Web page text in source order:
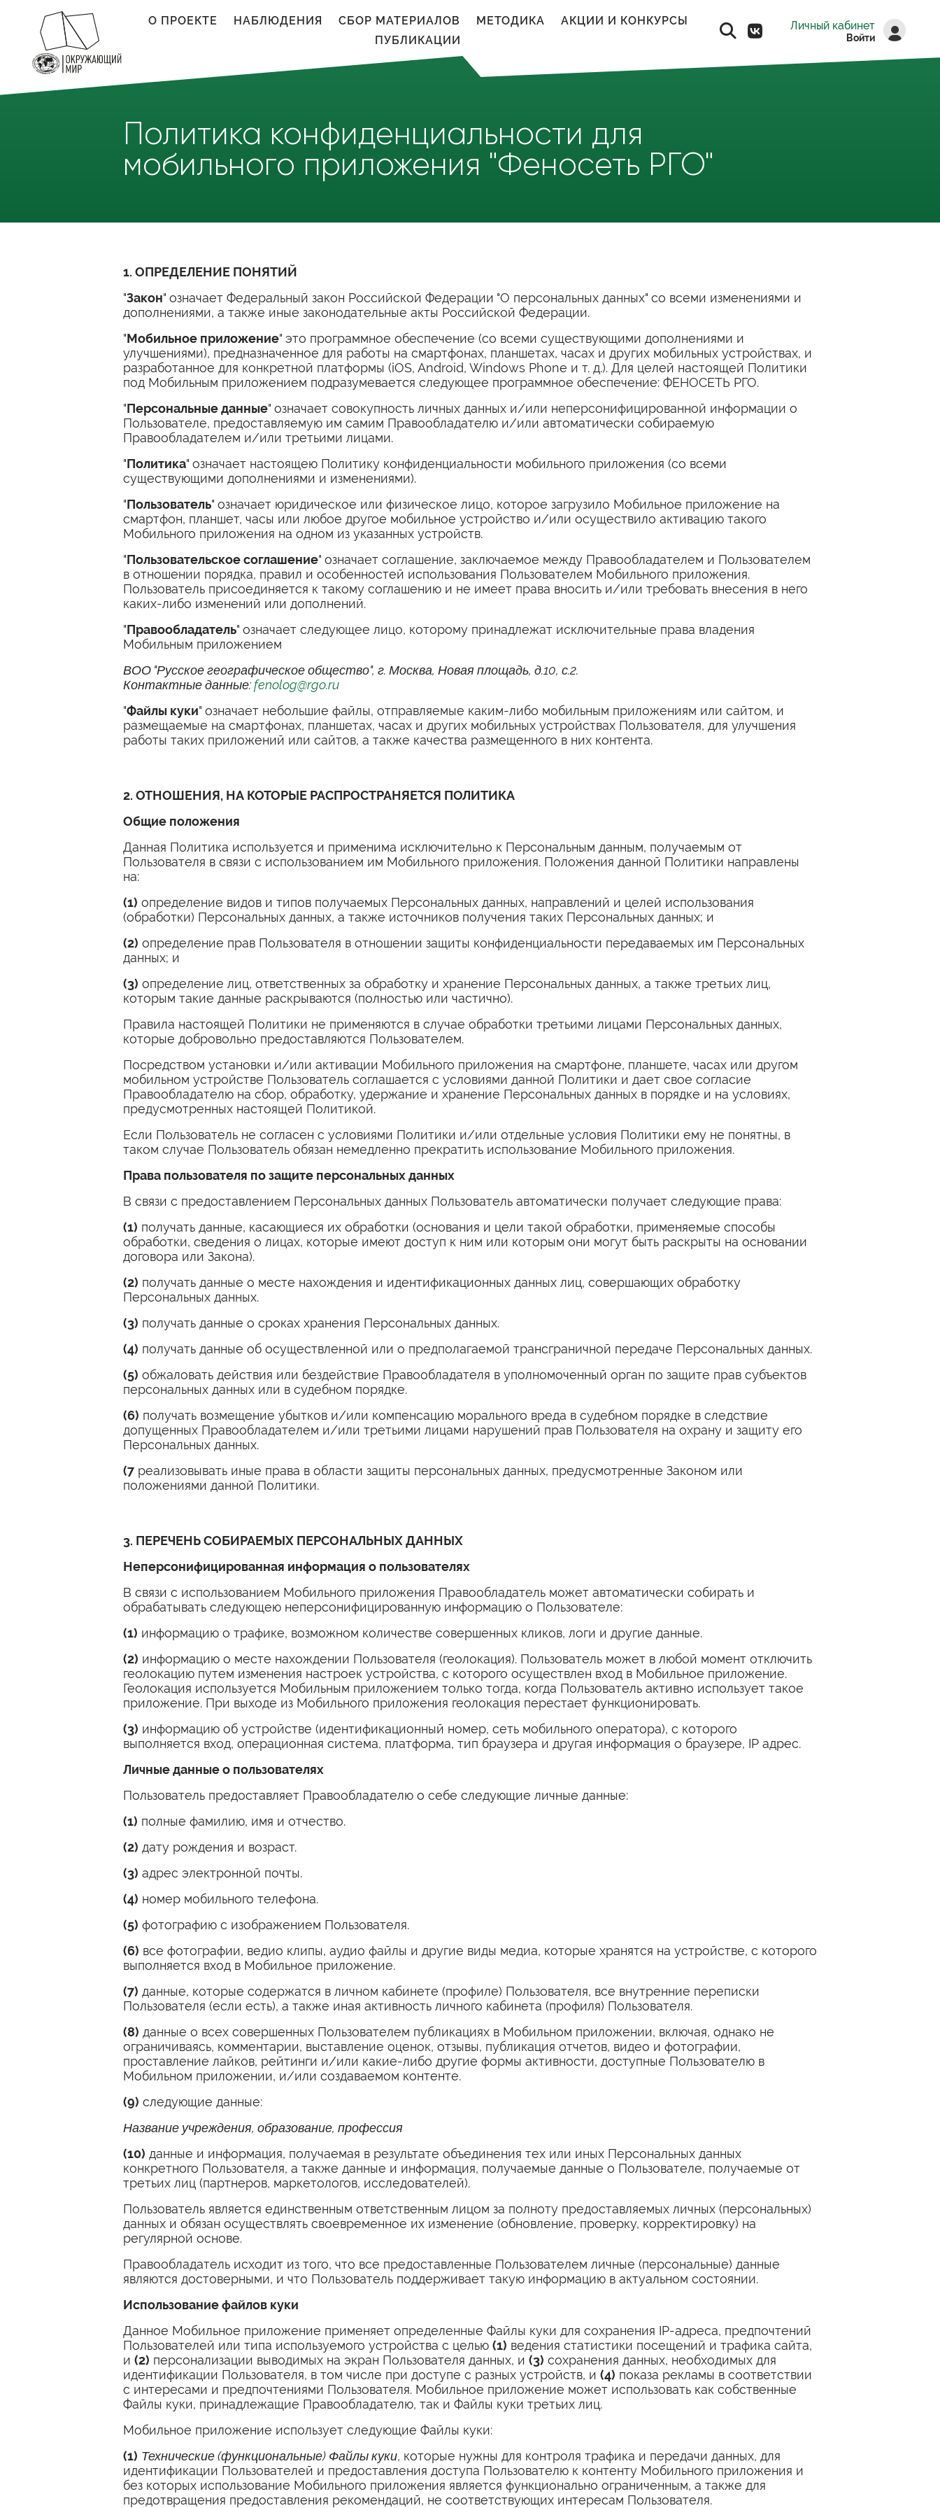
О ПРОЕКТЕ НАБЛЮДЕНИЯ CБОР МАТЕРИАЛОВ МЕТОДИКА
АКЦИИ И КОНКУРСЫ
ПУБЛИКАЦИИ
Личный кабинет
Войти
Политика конфиденциальности для
мобильного приложения "Феносеть РГО"
1. ОПРЕДЕЛЕНИЕ ПОНЯТИЙ
"Закон" означает Федеральный закон Российской Федерации "О персональных данных" со всеми изменениями и
дополнениями, а также иные законодательные акты Российской Федерации.
"Мобильное приложение" это программное обеспечение (со всеми существующими дополнениями и
улучшениями), предназначенное для работы на смартфонах, планшетах, часах и других мобильных устройствах, и
разработанное для конкретной платформы (iOS, Android, Windows Phone и т. д.). Для целей настоящей Политики
под Мобильным приложением подразумевается следующее программное обеспечение: ФЕНОСЕТЬ РГО.
"Персональные данные" означает совокупность личных данных и/или неперсонифицированной информации о
Пользователе, предоставляемую им самим Правообладателю и/или автоматически собираемую
Правообладателем и/или третьими лицами.
"Политика" означает настоящею Политику конфиденциальности мобильного приложения (со всеми
существующими дополнениями и изменениями).
"Пользователь" означает юридическое или физическое лицо, которое загрузило Мобильное приложение на
смартфон, планшет, часы или любое другое мобильное устройство и/или осуществило активацию такого
Мобильного приложения на одном из указанных устройств.
"Пользовательское соглашение" означает соглашение, заключаемое между Правообладателем и Пользователем
в отношении порядка, правил и особенностей использования Пользователем Мобильного приложения.
Пользователь присоединяется к такому соглашению и не имеет права вносить и/или требовать внесения в него
каких-либо изменений или дополнений.
"Правообладатель" означает следующее лицо, которому принадлежат исключительные права владения
Мобильным приложением
ВОО "Русское географическое общество", г. Москва, Новая площадь, д.10, с.2.
Контактные данные:fenolog@rgo.ru
"Файлы куки" означает небольшие файлы, отправляемые каким-либо мобильным приложениям или сайтом, и
размещаемые на смартфонах, планшетах, часах и других мобильных устройствах Пользователя, для улучшения
работы таких приложений или сайтов, а также качества размещенного в них контента.
2. ОТНОШЕНИЯ, НА КОТОРЫЕ РАСПРОСТРАНЯЕТСЯ ПОЛИТИКА
Общие положения
Данная Политика используется и применима исключительно к Персональным данным, получаемым от
Пользователя в связи с использованием им Мобильного приложения. Положения данной Политики направлены
на:
(1) определение видов и типов получаемых Персональных данных, направлений и целей использования
(обработки) Персональных данных, а также источников получения таких Персональных данных; и
(2) определение прав Пользователя в отношении защиты конфиденциальности передаваемых им Персональных
данных; и
(3) определение лиц, ответственных за обработку и хранение Персональных данных, а также третьих лиц,
которым такие данные раскрываются (полностью или частично).
Правила настоящей Политики не применяются в случае обработки третьими лицами Персональных данных,
которые добровольно предоставляются Пользователем.
Посредством установки и/или активации Мобильного приложения на смартфоне, планшете, часах или другом
мобильном устройстве Пользователь соглашается с условиями данной Политики и дает свое согласие
Правообладателю на сбор, обработку, удержание и хранение Персональных данных в порядке и на условиях,
предусмотренных настоящей Политикой.
Если Пользователь не согласен с условиями Политики и/или отдельные условия Политики ему не понятны, в
таком случае Пользователь обязан немедленно прекратить использование Мобильного приложения.
Права пользователя по защите персональных данных
В связи с предоставлением Персональных данных Пользователь автоматически получает следующие права:
(1) получать данные, касающиеся их обработки (основания и цели такой обработки, применяемые способы
обработки, сведения о лицах, которые имеют доступ к ним или которым они могут быть раскрыты на основании
договора или Закона).
(2) получать данные о месте нахождения и идентификационных данных лиц, совершающих обработку
Персональных данных.
(3) получать данные о сроках хранения Персональных данных.
(4) получать данные об осуществленной или о предполагаемой трансграничной передаче Персональных данных.
(5) обжаловать действия или бездействие Правообладателя в уполномоченный орган по защите прав субъектов
персональных данных или в судебном порядке.
(6) получать возмещение убытков и/или компенсацию морального вреда в судебном порядке в следствие
допущенных Правообладателем и/или третьими лицами нарушений прав Пользователя на охрану и защиту его
Персональных данных.
(7 реализовывать иные права в области защиты персональных данных, предусмотренные Законом или
положениями данной Политики.
3. ПЕРЕЧЕНЬ СОБИРАЕМЫХ ПЕРСОНАЛЬНЫХ ДАННЫХ
Неперсонифицированная информация о пользователях
В связи с использованием Мобильного приложения Правообладатель может автоматически собирать и
обрабатывать следующею неперсонифицированную информацию о Пользователе:
(1) информацию о трафике, возможном количестве совершенных кликов, логи и другие данные.
(2) информацию о месте нахождении Пользователя (геолокация). Пользователь может в любой момент отключить
геолокацию путем изменения настроек устройства, с которого осуществлен вход в Мобильное приложение.
Геолокация используется Мобильным приложением только тогда, когда Пользователь активно использует такое
приложение. При выходе из Мобильного приложения геолокация перестает функционировать.
(3) информацию об устройстве (идентификационный номер, сеть мобильного оператора), с которого
выполняется вход, операционная система, платформа, тип браузера и другая информация о браузере, IP адрес.
Личные данные о пользователях
Пользователь предоставляет Правообладателю о себе следующие личные данные:
(1) полные фамилию, имя и отчество.
(2) дату рождения и возраст.
(3) адрес электронной почты.
(4) номер мобильного телефона.
(5) фотографию с изображением Пользователя.
(6) все фотографии, ведио клипы, аудио файлы и другие виды медиа, которые хранятся на устройстве, с которого
выполняется вход в Мобильное приложение.
(7) данные, которые содержатся в личном кабинете (профиле) Пользователя, все внутренние переписки
Пользователя (если есть), а также иная активность личного кабинета (профиля) Пользователя.
(8) данные о всех совершенных Пользователем публикациях в Мобильном приложении, включая, однако не
ограничиваясь, комментарии, выставление оценок, отзывы, публикация отчетов, видео и фотографии,
проставление лайков, рейтинги и/или какие-либо другие формы активности, доступные Пользователю в
Мобильном приложении, и/или создаваемом контенте.
(9) следующие данные:
Название учреждения, образование, профессия
(10) данные и информация, получаемая в результате объединения тех или иных Персональных данных
конкретного Пользователя, а также данные и информация, получаемые данные о Пользователе, получаемые от
третьих лиц (партнеров, маркетологов, исследователей).
Пользователь является единственным ответственным лицом за полноту предоставляемых личных (персональных)
данных и обязан осуществлять своевременное их изменение (обновление, проверку, корректировку) на
регулярной основе.
Правообладатель исходит из того, что все предоставленные Пользователем личные (персональные) данные
являются достоверными, и что Пользователь поддерживает такую информацию в актуальном состоянии.
Использование файлов куки
Данное Мобильное приложение применяет определенные Файлы куки для сохранения IP-адреса, предпочтений
Пользователей или типа используемого устройства с целью (1) ведения статистики посещений и трафика сайта,
и (2) персонализации выводимых на экран Пользователя данных, и (3) сохранения данных, необходимых для
идентификации Пользователя, в том числе при доступе с разных устройств, и (4) показа рекламы в соответствии
с интересами и предпочтениями Пользователя. Мобильное приложение может использовать как собственные
Файлы куки, принадлежащие Правообладателю, так и Файлы куки третьих лиц.
Мобильное приложение использует следующие Файлы куки:
(1) Технические (функциональные) Файлы куки, которые нужны для контроля трафика и передачи данных, для
идентификации Пользователей и предоставления доступа Пользователю к контенту Мобильного приложения и
без которых использование Мобильного приложения является функционально ограниченным, а также для
предотвращения предоставления рекомендаций, не соответствующих интересам Пользователя.